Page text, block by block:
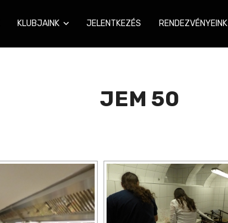
KLUBJAINK JELENTKEZÉS RENDEZVÉNYEINK
JEM 50